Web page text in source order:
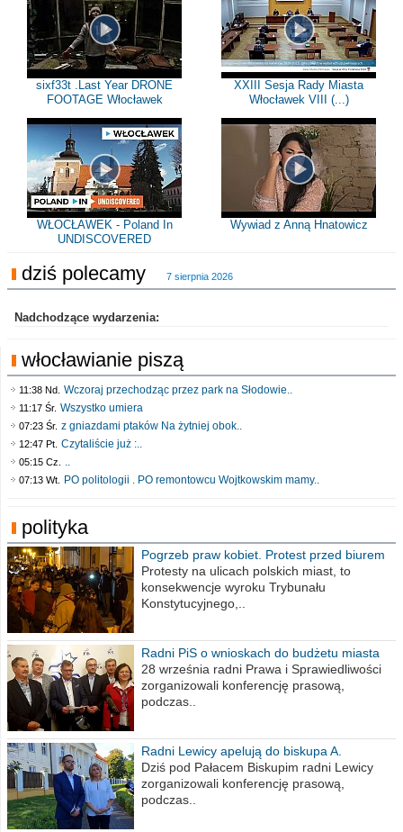
sixf33t .Last Year DRONE
FOOTAGE Włocławek
XXIII Sesja Rady Miasta
Włocławek VIII (...)
WŁOCŁAWEK - Poland In
UNDISCOVERED
Wywiad z Anną Hnatowicz
dziś polecamy 7 sierpnia 2026
Nadchodzące wydarzenia:
włocławianie piszą
11:38 Nd. Wczoraj przechodząc przez park na Słodowie..
11:17 Śr. Wszystko umiera
07:23 Śr. z gniazdami ptaków Na żytniej obok..
12:47 Pt. Czytaliście już :..
05:15 Cz. ..
07:13 Wt. PO politologii . PO remontowcu Wojtkowskim mamy..
polityka
Pogrzeb praw kobiet. Protest przed biurem
poselskim PiS
Protesty na ulicach polskich miast, to
konsekwencje wyroku Trybunału
Konstytucyjnego,..
Radni PiS o wnioskach do budżetu miasta
na 2021 rok
28 września radni Prawa i Sprawiedliwości
zorganizowali konferencję prasową,
podczas..
Radni Lewicy apelują do biskupa A.
Wiesława Meringa
Dziś pod Pałacem Biskupim radni Lewicy
zorganizowali konferencję prasową,
podczas..